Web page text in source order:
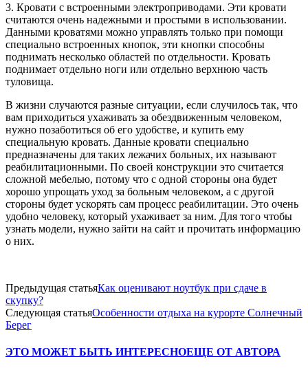
3. Кровати с встроенными электроприводами. Эти кровати
считаются очень надежными и простыми в использовании.
Данными кроватями можно управлять только при помощи
специально встроенных кнопок, эти кнопки способны
поднимать несколько областей по отдельности. Кровать
поднимает отдельно ноги или отдельно верхнюю часть
туловища.
В жизни случаются разные ситуации, если случилось так, что
вам приходиться ухаживать за обездвиженным человеком,
нужно позаботиться об его удобстве, и купить ему
специальную кровать. Данные кровати специально
предназначены для таких лежачих больных, их называют
реабилитационными. По своей конструкции это считается
сложной мебелью, потому что с одной стороны она будет
хорошо упрощать уход за больным человеком, а с другой
стороны будет ускорять сам процесс реабилитации. Это очень
удобно человеку, который ухаживает за ним. Для того чтобы
узнать модели, нужно зайти на сайт и прочитать информацию
о них.
Предыдущая статьяКак оценивают ноутбук при сдаче в
скупку?
Следующая статьяОсобенности отдыха на курорте Солнечный
Берег
ЭТО МОЖЕТ БЫТЬ ИНТЕРЕСНОЕЩЕ ОТ АВТОРА